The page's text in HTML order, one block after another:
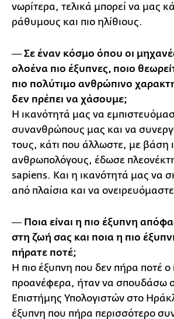
νωρίτερα, τελικά μπορεί να μας
ράθυμους και πιο ηλίθιους.
― Σε έναν κόσμο όπου οι
ολοένα πιο έξυπνες, ποιο
πιο πολύτιμο ανθρώπινο
δεν πρέπει να χάσουμε;
Η ικανότητά μας να
συνανθρώπους μας και να
τους, κάτι που άλλωστε, με βάση
ανθρωπολόγους, έδωσε
sapiens. Και η ικανότητά μας να
από πλαίσια και να
― Ποια είναι η πιο έξυπνη
στη ζωή σας και ποια η πιο
πήρατε ποτέ;
Η πιο έξυπνη που δεν πήρα ποτέ ο
προανέφερα, ήταν να σπουδάσω
Επιστήμης Υπολογιστών στο
έξυπνη που πήρα περισσότερο